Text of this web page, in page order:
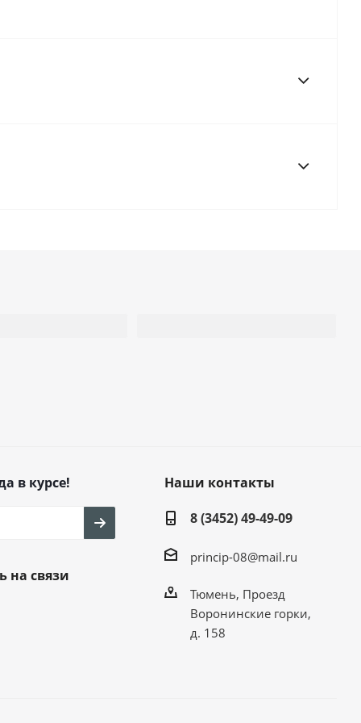
в курсе!
на связи
Наши контакты
8 (3452) 49-49-09
princip-08@mail.ru
Тюмень, Проезд
Воронинские горки,
д. 158